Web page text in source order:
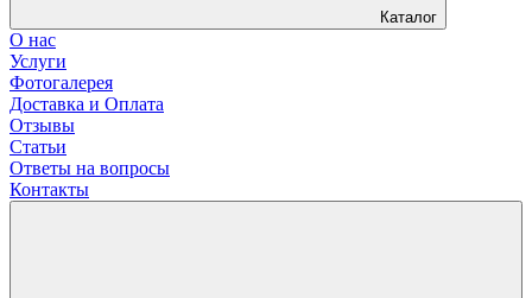
Каталог
О нас
Услуги
Фотогалерея
Доставка и Оплата
Отзывы
Статьи
Ответы на вопросы
Контакты